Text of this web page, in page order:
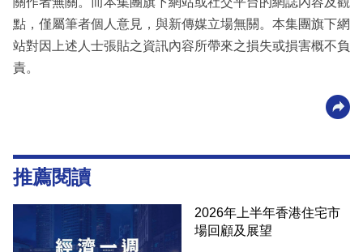
點，僅屬筆者個人意見，與新傳媒立場無關。本集團旗下網
站對因上述人士張貼之資訊內容所帶來之損失或損害概不負
責。
推薦閱讀
2026年上半年香港住宅市
場回顧及展望